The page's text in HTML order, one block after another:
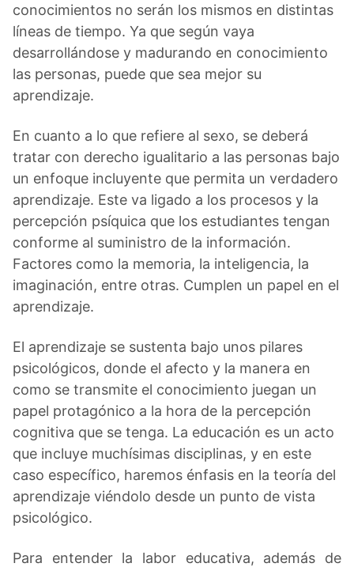
conocimientos no serán los mismos en distintas
líneas de tiempo. Ya que según vaya
desarrollándose y madurando en conocimiento
las personas, puede que sea mejor su
aprendizaje.
En cuanto a lo que refiere al sexo, se deberá
tratar con derecho igualitario a las personas bajo
un enfoque incluyente que permita un verdadero
aprendizaje. Este va ligado a los procesos y la
percepción psíquica que los estudiantes tengan
conforme al suministro de la información.
Factores como la memoria, la inteligencia, la
imaginación, entre otras. Cumplen un papel en el
aprendizaje.
El aprendizaje se sustenta bajo unos pilares
psicológicos, donde el afecto y la manera en
como se transmite el conocimiento juegan un
papel protagónico a la hora de la percepción
cognitiva que se tenga. La educación es un acto
que incluye muchísimas disciplinas, y en este
caso específico, haremos énfasis en la teoría del
aprendizaje viéndolo desde un punto de vista
psicológico.
Para entender la labor educativa, además de